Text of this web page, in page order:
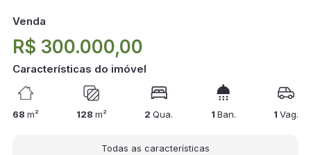
Venda
R$ 300.000,00
Características do imóvel
68 m² 128m² 2Qua. 1 Ban. 1Vag.
Todas as características